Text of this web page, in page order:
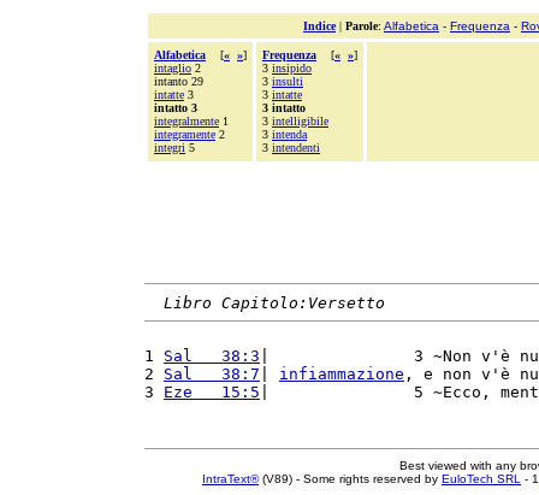
Indice| Parole: Alfabetica - Frequenza -
Alfabetica [« »]
intaglio 2
intanto 29
intatte 3
intatto 3
integralmente 1
integramente 2
integri 5
Frequenza [« »]
3 insipido
3 insulti
3 intatte
3 intatto
3 intelligibile
3 intenda
3 intendenti
Libro Capitolo:Versetto
1 Sal   38:3 |               3 ~Non v'è
2 Sal   38:7 infiammazione , e non v'è
3 Eze   15:5 |               5 ~Ecco,
Best viewed with any
IntraText®(V89) - Some rights reserved by EuloTech SRL -